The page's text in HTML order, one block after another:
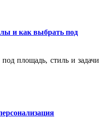
и как выбрать под
площадь, стиль и задачи